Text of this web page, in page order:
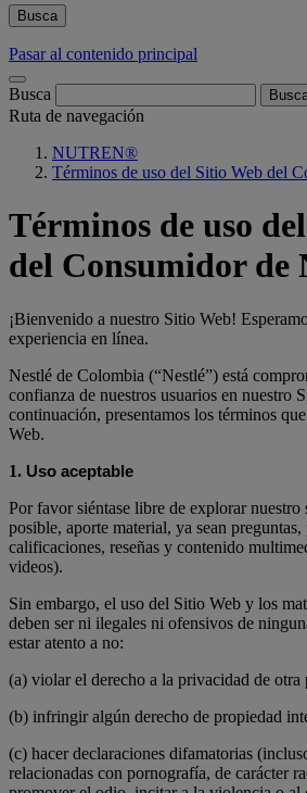
Busca
Pasar al contenido principal
Busca
Ruta de navegación
NUTREN®
Términos de uso del Sitio Web del
Términos de uso
del Consumidor de
¡Bienvenido a nuestro Sitio Web!
experiencia en línea.
Nestlé de Colombia (“Nestlé”) está
confianza de nuestros usuarios en nuestro
continuación, presentamos los términos
Web.
1. Uso aceptable
Por favor siéntase libre de explorar nuestro
posible, aporte material, ya sean
calificaciones, reseñas y contenido
videos).
Sin embargo, el uso del Sitio Web y los
deben ser ni ilegales ni ofensivos de
estar atento a no:
(a) violar el derecho a la privacidad de otra
(b) infringir algún derecho de propiedad
(c) hacer declaraciones difamatorias
relacionadas con pornografía, de carácter